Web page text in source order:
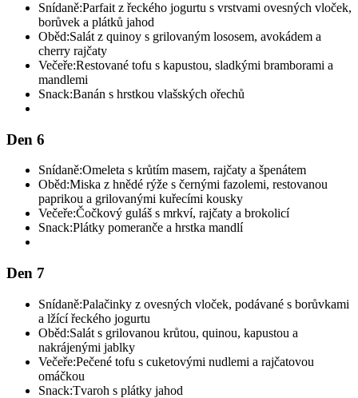
Snídaně:Parfait z řeckého jogurtu s vrstvami ovesných vloček,
borůvek a plátků jahod
Oběd:Salát z quinoy s grilovaným lososem, avokádem a
cherry rajčaty
Večeře:Restované tofu s kapustou, sladkými bramborami a
mandlemi
Snack:Banán s hrstkou vlašských ořechů
Den 6
Snídaně:Omeleta s krůtím masem, rajčaty a špenátem
Oběd:Miska z hnědé rýže s černými fazolemi, restovanou
paprikou a grilovanými kuřecími kousky
Večeře:Čočkový guláš s mrkví, rajčaty a brokolicí
Snack:Plátky pomeranče a hrstka mandlí
Den 7
Snídaně:Palačinky z ovesných vloček, podávané s borůvkami
a lžící řeckého jogurtu
Oběd:Salát s grilovanou krůtou, quinou, kapustou a
nakrájenými jablky
Večeře:Pečené tofu s cuketovými nudlemi a rajčatovou
omáčkou
Snack:Tvaroh s plátky jahod